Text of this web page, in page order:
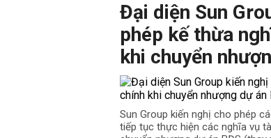
Đại diện Sun
phép kế thừa
khi chuyển
Sun Group kiến nghị cho phép
tiếp tục thực hiện các nghĩa vụ